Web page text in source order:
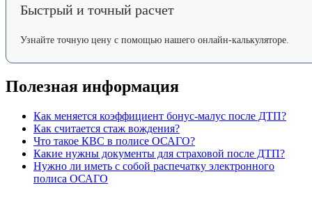
Быстрый и точный расчет
Узнайте точную цену с помощью нашего онлайн-калькуляторе.
Полезная информация
Как меняется коэффициент бонус-малус после ДТП?
Как считается стаж вождения?
Что такое КВС в полисе ОСАГО?
Какие нужны документы для страховой после ДТП?
Нужно ли иметь с собой распечатку электронного
полиса ОСАГО